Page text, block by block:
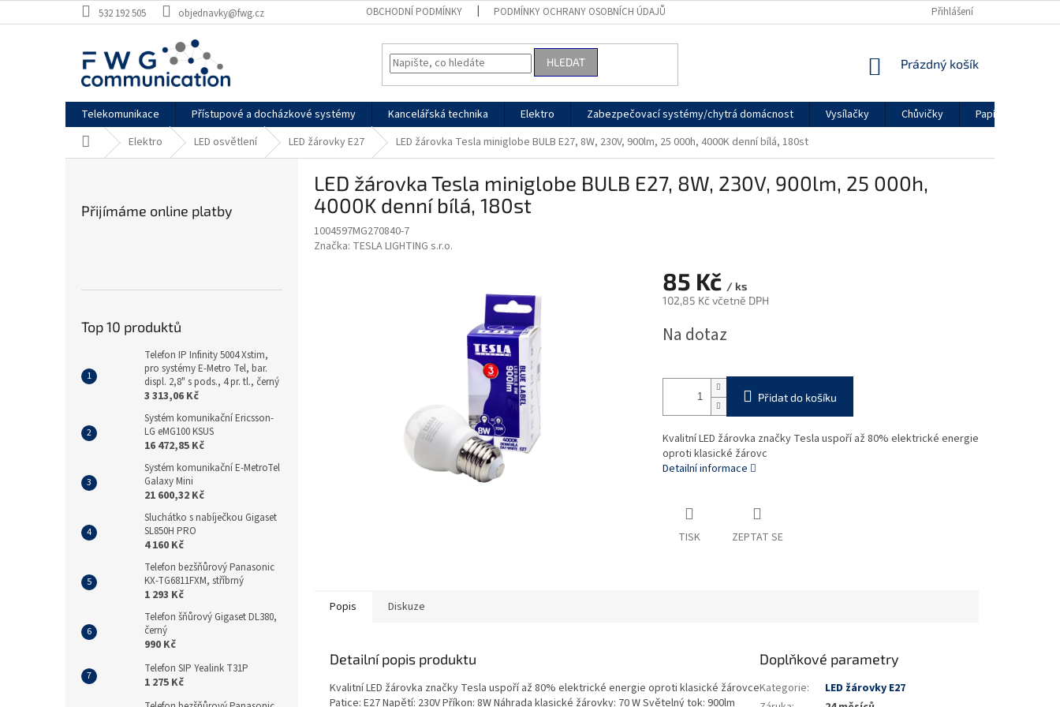
na
532 192 505 objednavky@fwg.cz OBCHODNÍ PODMÍNKY PODMÍNKY OCHRANY OSOBNÍCH ÚDAJŮ Přihlášení
HLEDAT
NÁKUPNÍ
Prázdný košík
Telekomunikace Přístupové a docházkové systémy Kancelářská technika Elektro Zabezpečovací systémy/chytrá domácnost Vysílačky Chůvičky
Papírenské zboží
Domů Elektro LED osvětlení LED žárovky E27 LED žárovka Tesla miniglobe BULB E27, 8W, 230V, 900lm, 25 000h, 4000K denní bílá, 180st
Přijímáme online platby
Top 10 produktů
Telefon IP Infinity 5004 Xstim,
pro systémy E-Metro Tel, bar.
displ. 2,8" s pods., 4 pr. tl., černý
3 313,06 Kč
Systém komunikační Ericsson-
LG eMG100 KSUS
16 472,85 Kč
Systém komunikační E-MetroTel
Galaxy Mini
21 600,32 Kč
Sluchátko s nabíječkou Gigaset
SL850H PRO
4 160 Kč
Telefon bezšňůrový Panasonic
KX-TG6811FXM, stříbrný
1 293 Kč
Telefon šňůrový Gigaset DL380,
černý
990 Kč
Telefon SIP Yealink T31P
1 275 Kč
LED žárovka Tesla miniglobe BULB E27, 8W, 230V, 900lm, 25 000h,
4000K denní bílá, 180st
1004597MG270840-7
Značka: TESLA LIGHTING s.r.o.
85 Kč / ks
102,85 Kč včetně DPH
cena:
Na dotaz
Přidat do košíku
Kvalitní LED žárovka značky Tesla uspoří až 80% elektrické energie
oproti klasické žárovc
Detailní informace
TISK ZEPTAT SE
Popis Diskuze
Detailní popis produktu
Kvalitní LED žárovka značky Tesla uspoří až 80% elektrické energie oproti klasické žárovce
Patice: E27 Napětí: 230V Příkon: 8W Náhrada klasické žárovky: 70 W Světelný tok: 900lm
Doplňkové parametry
Kategorie:
LED žárovky E27